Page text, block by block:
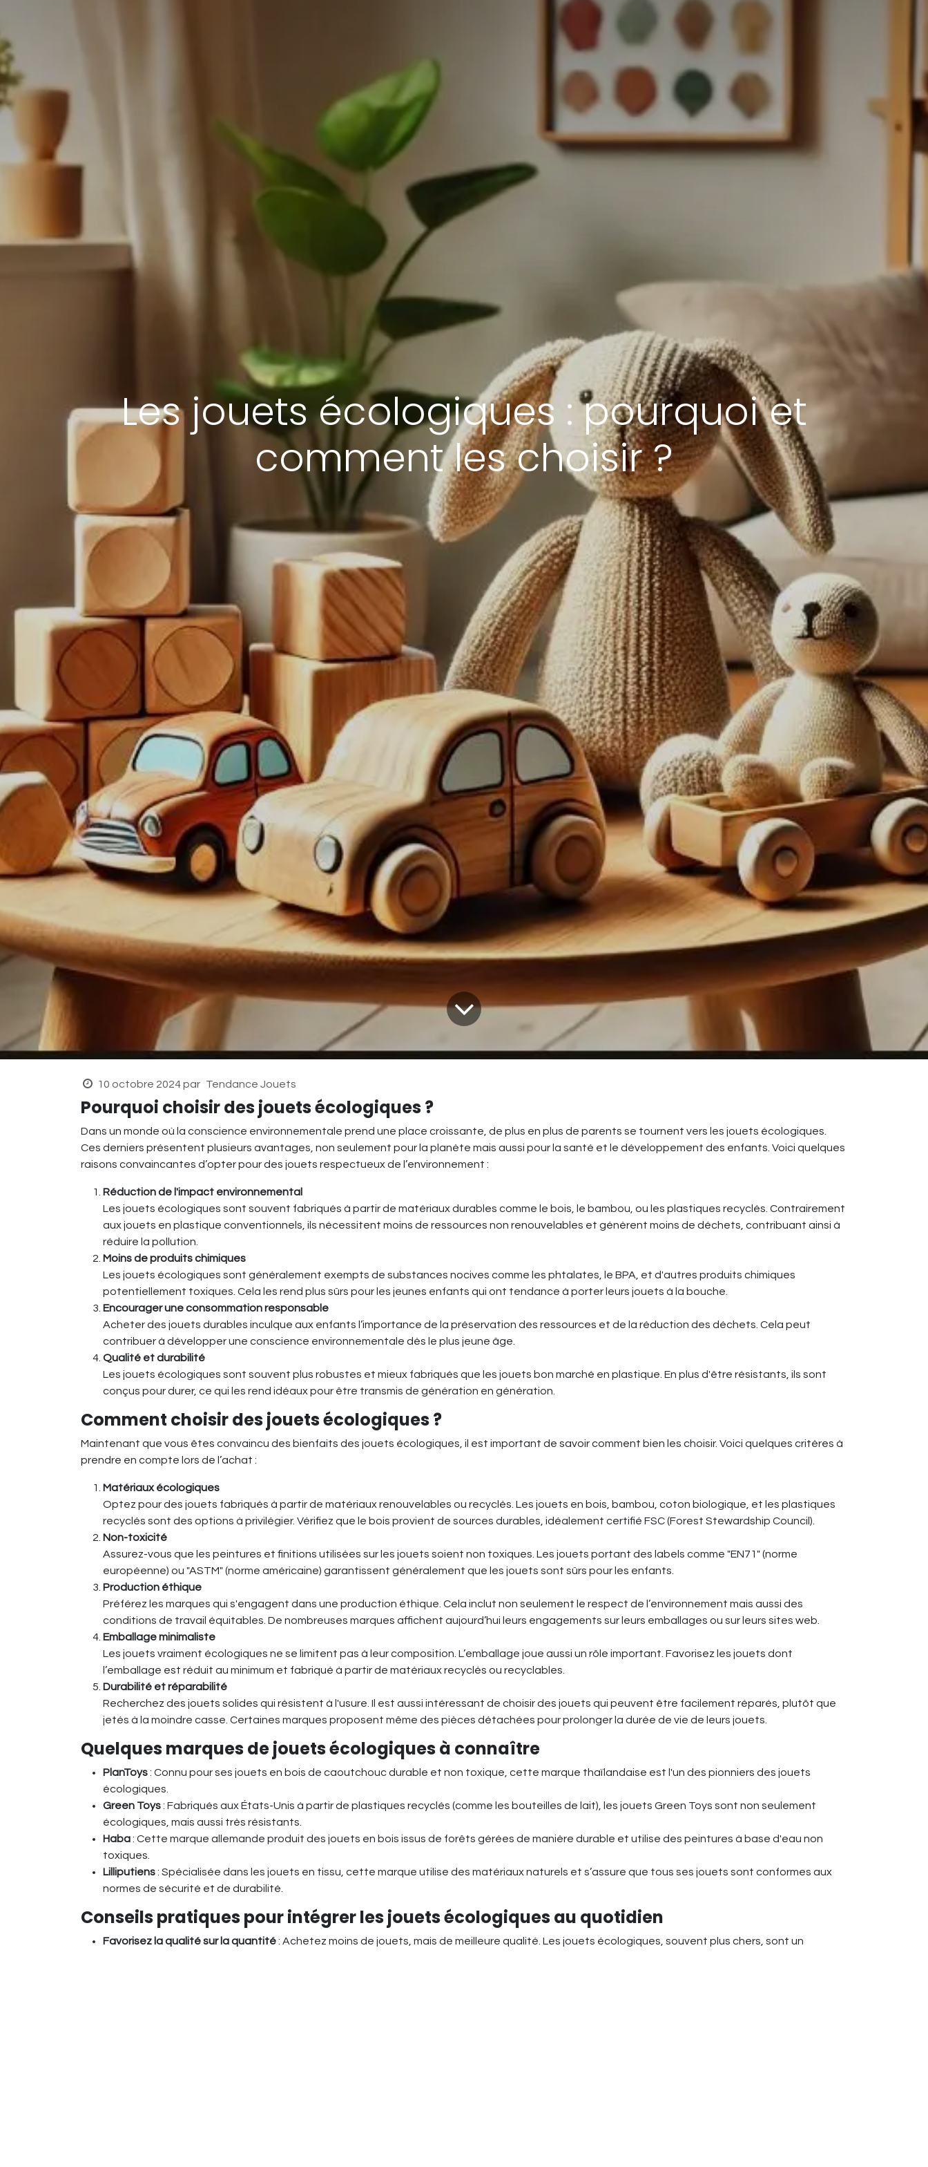
Les jouets écologiques : pourquoi et
comment les choisir ?
10 octobre 2024 par Tendance Jouets
Pourquoi choisir des jouets écologiques ?
Dans un monde où la conscience environnementale prend une place croissante, de plus en plus de parents se tournent vers les jouets écologiques.
Ces derniers présentent plusieurs avantages, non seulement pour la planète mais aussi pour la santé et le développement des enfants. Voici quelques
raisons convaincantes d’opter pour des jouets respectueux de l’environnement :
Réduction de l'impact environnemental
Les jouets écologiques sont souvent fabriqués à partir de matériaux durables comme le bois, le bambou, ou les plastiques recyclés. Contrairement
aux jouets en plastique conventionnels, ils nécessitent moins de ressources non renouvelables et génèrent moins de déchets, contribuant ainsi à
réduire la pollution.
Moins de produits chimiques
Les jouets écologiques sont généralement exempts de substances nocives comme les phtalates, le BPA, et d'autres produits chimiques
potentiellement toxiques. Cela les rend plus sûrs pour les jeunes enfants qui ont tendance à porter leurs jouets à la bouche.
Encourager une consommation responsable
Acheter des jouets durables inculque aux enfants l’importance de la préservation des ressources et de la réduction des déchets. Cela peut
contribuer à développer une conscience environnementale dès le plus jeune âge.
Qualité et durabilité
Les jouets écologiques sont souvent plus robustes et mieux fabriqués que les jouets bon marché en plastique. En plus d'être résistants, ils sont
conçus pour durer, ce qui les rend idéaux pour être transmis de génération en génération.
Comment choisir des jouets écologiques ?
Maintenant que vous êtes convaincu des bienfaits des jouets écologiques, il est important de savoir comment bien les choisir. Voici quelques critères à
prendre en compte lors de l’achat :
Matériaux écologiques
Optez pour des jouets fabriqués à partir de matériaux renouvelables ou recyclés. Les jouets en bois, bambou, coton biologique, et les plastiques
recyclés sont des options à privilégier. Vérifiez que le bois provient de sources durables, idéalement certifié FSC (Forest Stewardship Council).
Non-toxicité
Assurez-vous que les peintures et finitions utilisées sur les jouets soient non toxiques. Les jouets portant des labels comme "EN71" (norme
européenne) ou "ASTM" (norme américaine) garantissent généralement que les jouets sont sûrs pour les enfants.
Production éthique
Préférez les marques qui s'engagent dans une production éthique. Cela inclut non seulement le respect de l’environnement mais aussi des
conditions de travail équitables. De nombreuses marques affichent aujourd’hui leurs engagements sur leurs emballages ou sur leurs sites web.
Emballage minimaliste
Les jouets vraiment écologiques ne se limitent pas à leur composition. L’emballage joue aussi un rôle important. Favorisez les jouets dont
l’emballage est réduit au minimum et fabriqué à partir de matériaux recyclés ou recyclables.
Durabilité et réparabilité
Recherchez des jouets solides qui résistent à l'usure. Il est aussi intéressant de choisir des jouets qui peuvent être facilement réparés, plutôt que
jetés à la moindre casse. Certaines marques proposent même des pièces détachées pour prolonger la durée de vie de leurs jouets.
Quelques marques de jouets écologiques à connaître
PlanToys: Connu pour ses jouets en bois de caoutchouc durable et non toxique, cette marque thaïlandaise est l'un des pionniers des jouets
écologiques.
Green Toys: Fabriqués aux États-Unis à partir de plastiques recyclés (comme les bouteilles de lait), les jouets Green Toys sont non seulement
écologiques, mais aussi très résistants.
Haba: Cette marque allemande produit des jouets en bois issus de forêts gérées de manière durable et utilise des peintures à base d'eau non
toxiques.
Lilliputiens: Spécialisée dans les jouets en tissu, cette marque utilise des matériaux naturels et s’assure que tous ses jouets sont conformes aux
normes de sécurité et de durabilité.
Conseils pratiques pour intégrer les jouets écologiques au quotidien
Favorisez la qualité sur la quantité: Achetez moins de jouets, mais de meilleure qualité. Les jouets écologiques, souvent plus chers, sont un